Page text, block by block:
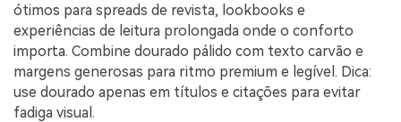
ótimos para spreads de revista, lookbooks e
experiências de leitura prolongada onde o conforto
importa. Combine dourado pálido com texto carvão e
margens generosas para ritmo premium e legível. Dica:
use dourado apenas em títulos e citações para evitar
fadiga visual.